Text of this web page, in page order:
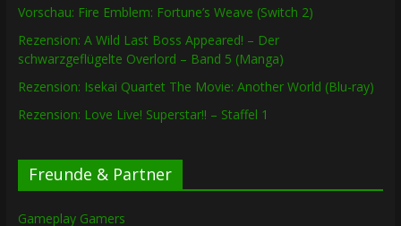
Vorschau: Fire Emblem: Fortune’s Weave (Switch 2)
Rezension: A Wild Last Boss Appeared! – Der
schwarzgeflügelte Overlord – Band 5 (Manga)
Rezension: Isekai Quartet The Movie: Another World (Blu-ray)
Rezension: Love Live! Superstar!! – Staffel 1
Freunde & Partner
Gameplay Gamers